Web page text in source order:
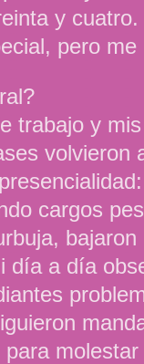
y
pero
trabajo y
volvieron
cargos
día a día